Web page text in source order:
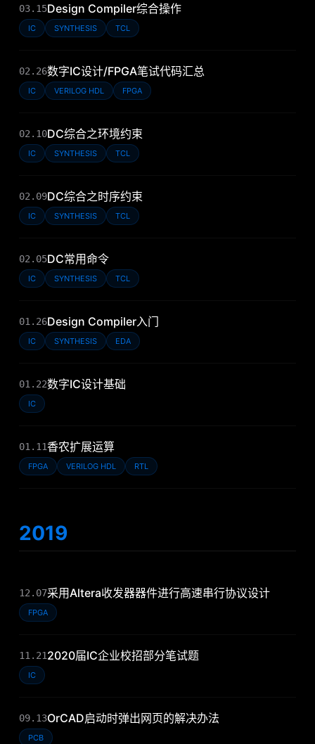
03.15Design Compiler综合操作
IC SYNTHESIS TCL
02.26数字IC设计/FPGA笔试代码汇总
IC VERILOG HDL FPGA
02.10DC综合之环境约束
IC SYNTHESIS TCL
02.09DC综合之时序约束
IC SYNTHESIS TCL
02.05DC常用命令
IC SYNTHESIS TCL
01.26Design Compiler入门
IC SYNTHESIS EDA
01.22数字IC设计基础
IC
01.11香农扩展运算
FPGA VERILOG HDL RTL
2019
12.07采用Altera收发器器件进行高速串行协议设计
FPGA
11.212020届IC企业校招部分笔试题
IC
09.13OrCAD启动时弹出网页的解决办法
PCB